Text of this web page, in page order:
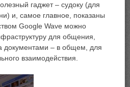
гаджет – судоку (для
и, самое главное, показаны
Google Wave можно
для общения,
документами – в общем, для
взаимодействия.